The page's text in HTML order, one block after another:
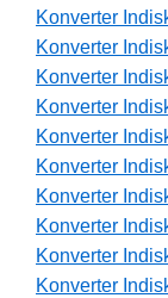
Konverter
Konverter
Konverter
Konverter
Konverter
Konverter
Konverter
Konverter
Konverter
Konverter